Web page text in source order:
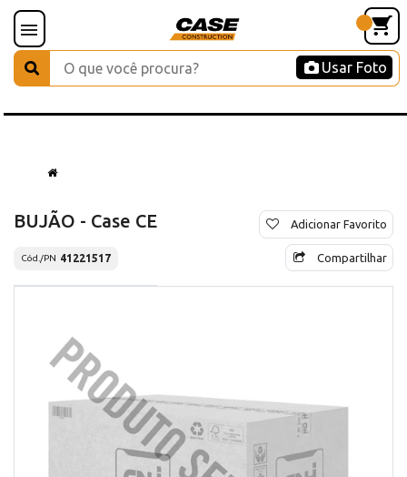
Usar Foto
BUJÃO - Case CE
Cód./PN 41221517
Adicionar Favorito
Compartilhar